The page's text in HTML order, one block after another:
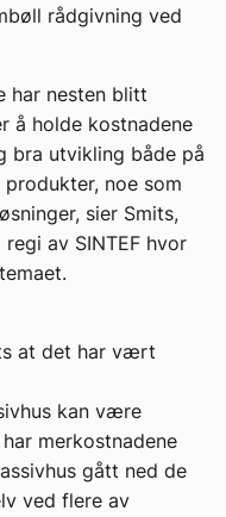
rådgivning ved
har nesten blitt
å holde kostnadene
bra utvikling både på
noe som
sier Smits,
av SINTEF hvor
at det har vært
kan være
merkostnadene
gått ned de
ved flere av